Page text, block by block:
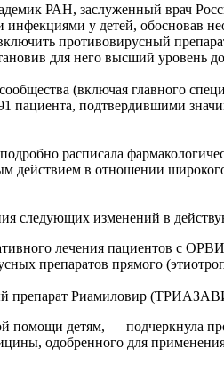
РАН, заслуженный врач
у детей, обосновав
противовирусный
для него высший уровень
(включая главного
пациента, подтвердившими
расписала
в отношении
следующих изменений в
лечения пациентов с
препаратов прямого
Риамиловир
помощи детям, — подчеркнула
одобренного для